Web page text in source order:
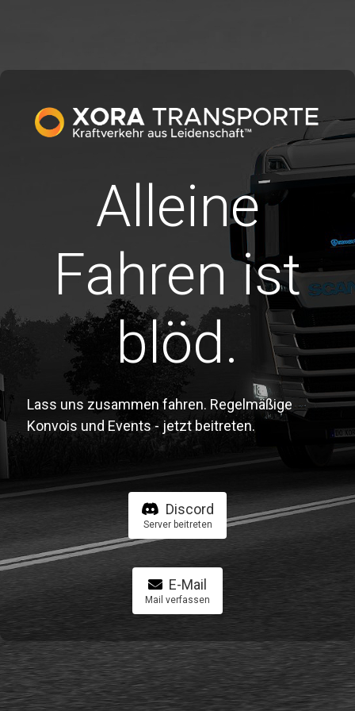
Alleine
Fahren ist
blöd.
Lass uns zusammen fahren. Regelmäßige
Konvois und Events - jetzt beitreten.
Discord
Server beitreten
E-Mail
Mail verfassen